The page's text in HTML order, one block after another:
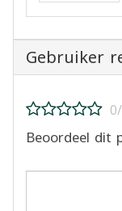
Gebruiker
Beoordeel dit